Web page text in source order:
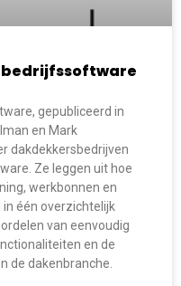
bedrijfssoftware
gepubliceerd in
en Mark
dakdekkersbedrijven
Ze leggen uit hoe
werkbonnen en
één overzichtelijk
van eenvoudig
en de
de dakenbranche.